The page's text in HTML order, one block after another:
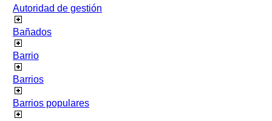
Autoridad de gestión
Bañados
Barrio
Barrios
Barrios populares